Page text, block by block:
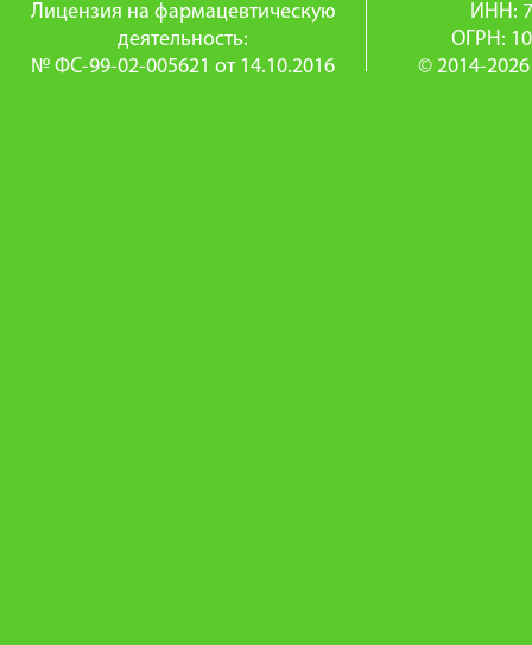
Лицензия на фармацевтическую
деятельность:
№ ФС-99-02-005621 от 14.10.2016
ИНН:
ОГРН:
© 2014-